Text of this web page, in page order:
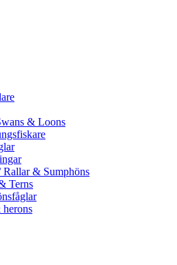
& Loons
& Sumphöns
Terns
herons